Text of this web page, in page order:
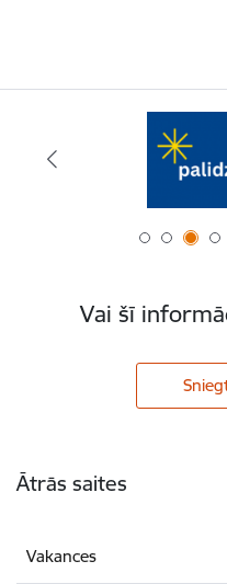
Vai šī
Ātrās saites
Vakances